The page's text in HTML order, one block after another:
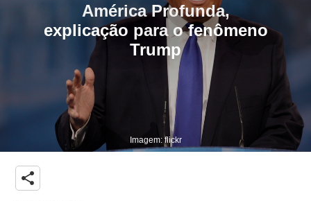
América Profunda,
explicação para o fenômeno
Trump
Imagem: flickr
share